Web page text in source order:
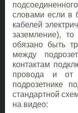
словами если в
кабелей
заземление),
обязано быть
между
контактам
провода и от
подрозетнике
стандартной
на видео: